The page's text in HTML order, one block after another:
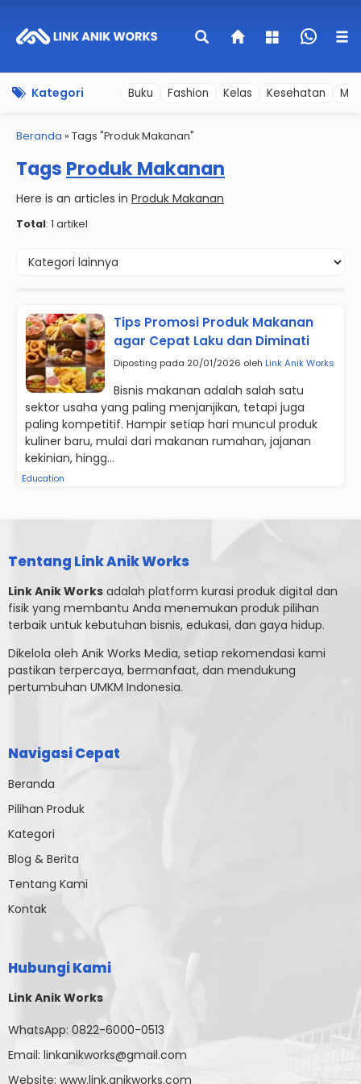
Kategori Buku Fashion Kelas Kesehatan
Beranda » Tags "Produk Makanan"
Tags Produk Makanan
Here is an articles in Produk Makanan
Total: 1 artikel
Tips Promosi Produk Makanan
agar Cepat Laku dan Diminati
Diposting pada 20/01/2026 oleh Link Anik Works
Bisnis makanan adalah salah satu
sektor usaha yang paling menjanjikan, tetapi juga
paling kompetitif. Hampir setiap hari muncul produk
kuliner baru, mulai dari makanan rumahan, jajanan
kekinian, hingg...
Education
Tentang Link Anik Works
Link Anik Works adalah platform kurasi produk digital dan
fisik yang membantu Anda menemukan produk pilihan
terbaik untuk kebutuhan bisnis, edukasi, dan gaya hidup.
Dikelola oleh Anik Works Media, setiap rekomendasi kami
pastikan terpercaya, bermanfaat, dan mendukung
pertumbuhan UMKM Indonesia.
Navigasi Cepat
Beranda
Pilihan Produk
Kategori
Blog & Berita
Tentang Kami
Kontak
Hubungi Kami
Link Anik Works
WhatsApp: 0822-6000-0513
Email: linkanikworks@gmail.com
Website: www.link.anikworks.com